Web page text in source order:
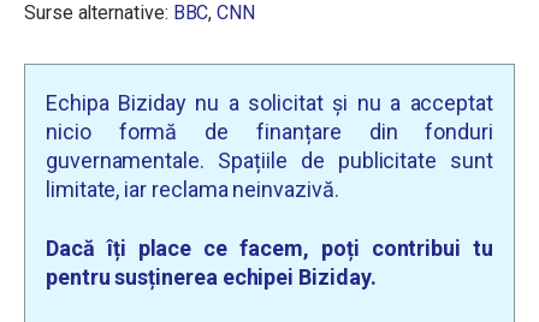
Surse alternative: BBC,CNN
Echipa Biziday nu a solicitat și nu a acceptat
nicio formă de finanțare din fonduri
guvernamentale. Spațiile de publicitate sunt
limitate, iar reclama neinvazivă.
Dacă îți place ce facem, poți contribui tu
pentru susținerea echipei Biziday.